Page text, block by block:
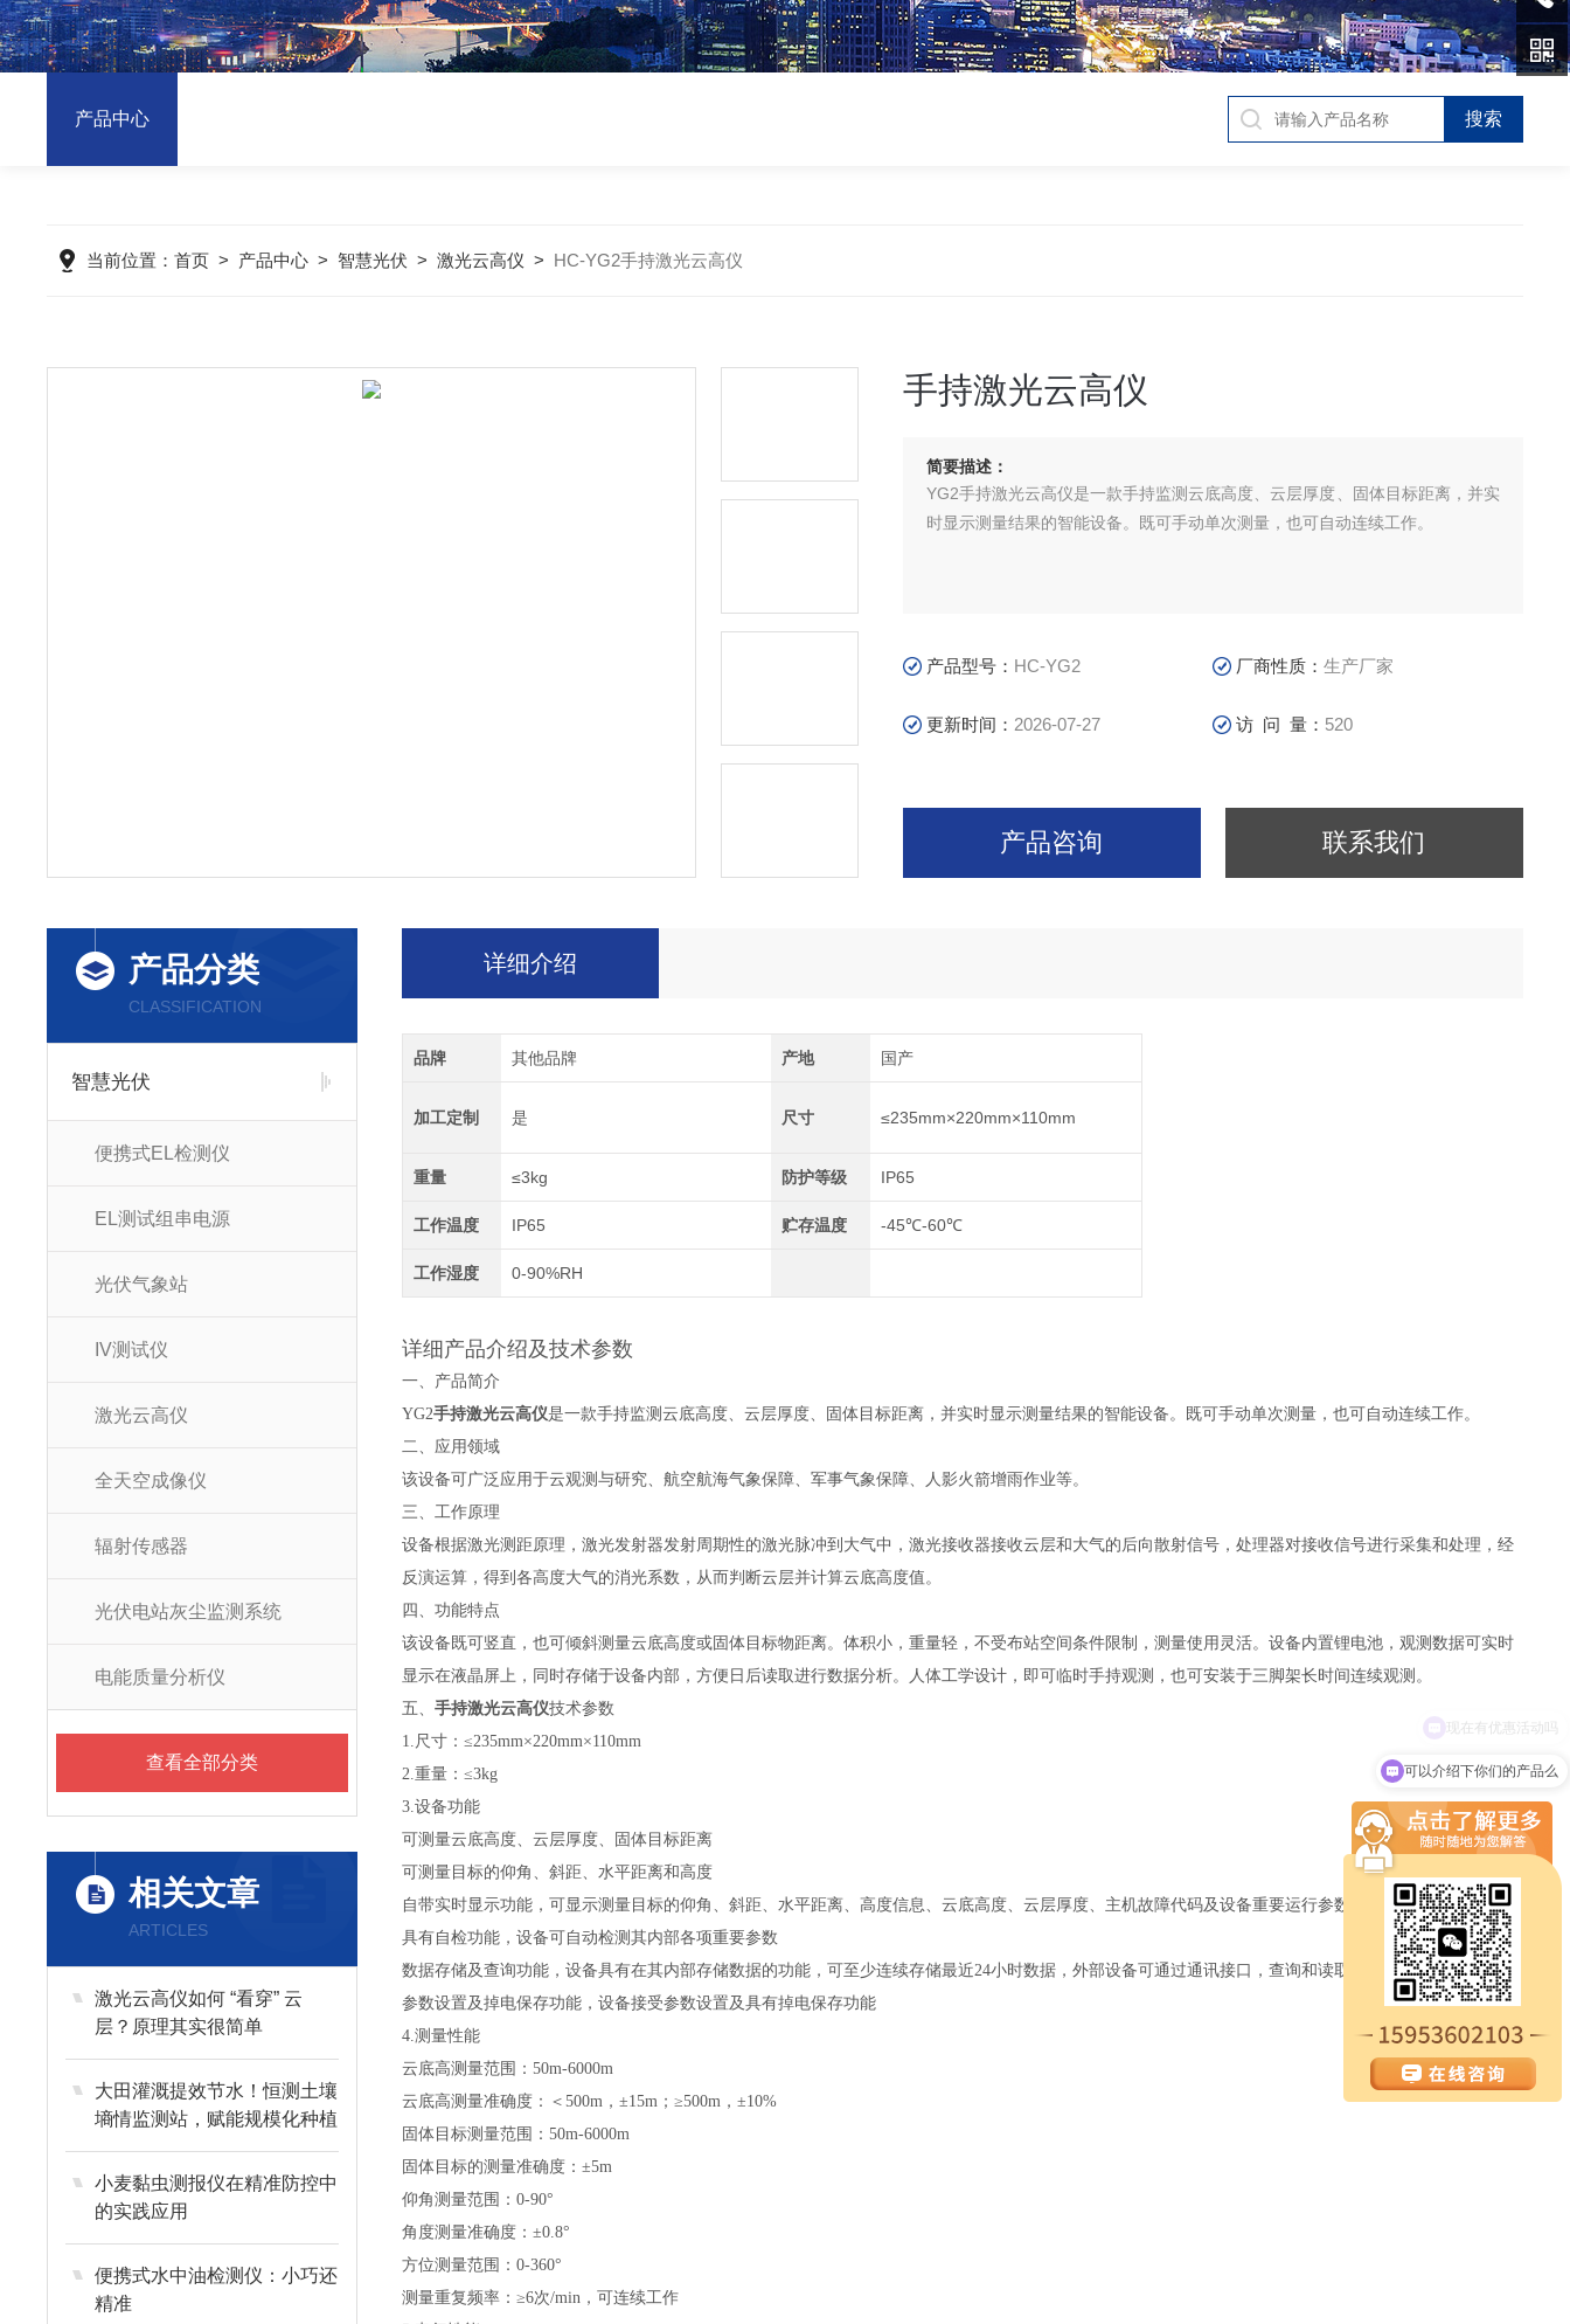
产品中心
当前位置：首页 > 产品中心 > 智慧光伏 >激光云高仪 > HC-YG2手持激光云高仪
手持激光云高仪
简要描述：
YG2手持激光云高仪是一款手持监测云底高度、云层厚度、固体目标距离，并实
时显示测量结果的智能设备。既可手动单次测量，也可自动连续工作。
产品型号： HC-YG2 厂商性质：生产厂家
更新时间： 2026-07-27 访 问 量： 520
产品咨询 联系我们
产品分类
CLASSIFICATION
智慧光伏
便携式EL检测仪
EL测试组串电源
光伏气象站
IV测试仪
激光云高仪
全天空成像仪
辐射传感器
光伏电站灰尘监测系统
电能质量分析仪
查看全部分类
相关文章
ARTICLES
激光云高仪如何 “看穿” 云
层？原理其实很简单
大田灌溉提效节水！恒测土壤
墒情监测站，赋能规模化种植
小麦黏虫测报仪在精准防控中
的实践应用
便携式水中油检测仪：小巧还
精准
详细介绍
品牌 其他品牌 产地 国产
加工定制 是 尺寸 ≤235mm×220mm×110mm
重量 ≤3kg 防护等级 IP65
工作温度 IP65 贮存温度 -45℃-60℃
工作湿度 0-90%RH
详细产品介绍及技术参数
一、产品简介
YG2手持激光云高仪是一款手持监测云底高度、云层厚度、固体目标距离，并实时显示测量结果的智能设备。既可手动单次测量，也可自动连续工作。
二、应用领域
该设备可广泛应用于云观测与研究、航空航海气象保障、军事气象保障、人影火箭增雨作业等。
三、工作原理
设备根据激光测距原理，激光发射器发射周期性的激光脉冲到大气中，激光接收器接收云层和大气的后向散射信号，处理器对接收信号进行采集和处理，经
反演运算，得到各高度大气的消光系数，从而判断云层并计算云底高度值。
四、功能特点
该设备既可竖直，也可倾斜测量云底高度或固体目标物距离。体积小，重量轻，不受布站空间条件限制，测量使用灵活。设备内置锂电池，观测数据可实时
显示在液晶屏上，同时存储于设备内部，方便日后读取进行数据分析。人体工学设计，即可临时手持观测，也可安装于三脚架长时间连续观测。
五、 手持激光云高仪技术参数
1.尺寸：≤235mm×220mm×110mm
2.重量：≤3kg
3.设备功能
可测量云底高度、云层厚度、固体目标距离
可测量目标的仰角、斜距、水平距离和高度
自带实时显示功能，可显示测量目标的仰角、斜距、水平距离、高度信息、云底高度、云层厚度、主机故障代码及设备重要运行参数
具有自检功能，设备可自动检测其内部各项重要参数
数据存储及查询功能，设备具有在其内部存储数据的功能，可至少连续存储最近24小时数据，外部设备可通过通讯接口，查询和读取设备内部存储的数据
参数设置及掉电保存功能，设备接受参数设置及具有掉电保存功能
4.测量性能
云底高测量范围：50m-6000m
云底高测量准确度：＜500m，±15m；≥500m，±10%
固体目标测量范围：50m-6000m
固体目标的测量准确度：±5m
仰角测量范围：0-90°
角度测量准确度：±0.8°
方位测量范围：0-360°
测量重复频率：≥6次/min，可连续工作
可以介绍下你们的产品么